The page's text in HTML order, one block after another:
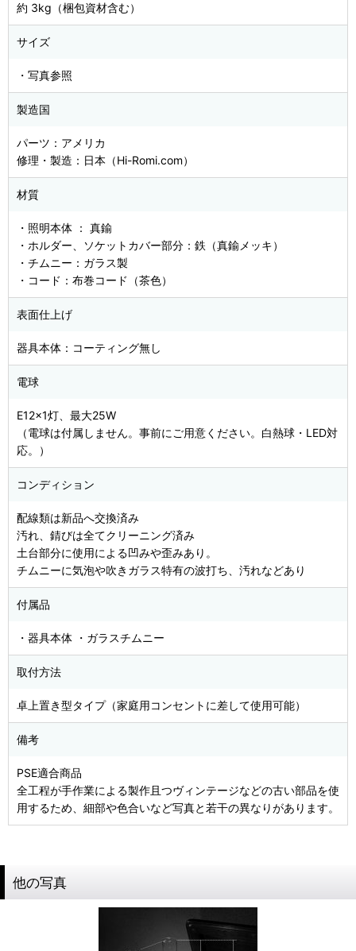
約 3kg（梱包資材含む）
サイズ
・写真参照
製造国
パーツ：アメリカ
修理・製造：日本（Hi-Romi.com）
材質
・照明本体 ： 真鍮
・ホルダー、ソケットカバー部分：鉄（真鍮メッキ）
・チムニー：ガラス製
・コード：布巻コード（茶色）
表面仕上げ
器具本体：コーティング無し
電球
E12×1灯、最大25W
（電球は付属しません。事前にご用意ください。白熱球・LED対
応。）
コンディション
配線類は新品へ交換済み
汚れ、錆びは全てクリーニング済み
土台部分に使用による凹みや歪みあり。
チムニーに気泡や吹きガラス特有の波打ち、汚れなどあり
付属品
・器具本体 ・ガラスチムニー
取付方法
卓上置き型タイプ（家庭用コンセントに差して使用可能）
備考
PSE適合商品
全工程が手作業による製作且つヴィンテージなどの古い部品を使
用するため、細部や色合いなど写真と若干の異なりがあります。
他の写真